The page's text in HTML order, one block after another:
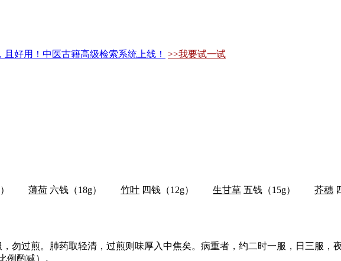
且好用！中医古籍高级检索系统上线！
>>我要试一试
） 薄荷 六钱（18g） 竹叶 四钱（12g） 生甘草 五钱（15g） 芥穗
勿过煎。肺药取轻清，过煎则味厚入中焦矣。病重者，约二时一服，日三服，
例酌减）。